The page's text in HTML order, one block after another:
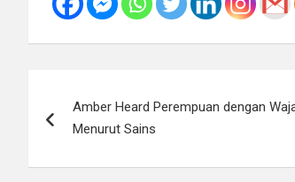
posAmber Heard Perempuan dengan
Menurut Sains